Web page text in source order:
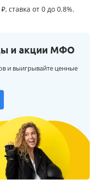
ставка от 0 до 0.8%.
и акции МФО
и выигрывайте ценные